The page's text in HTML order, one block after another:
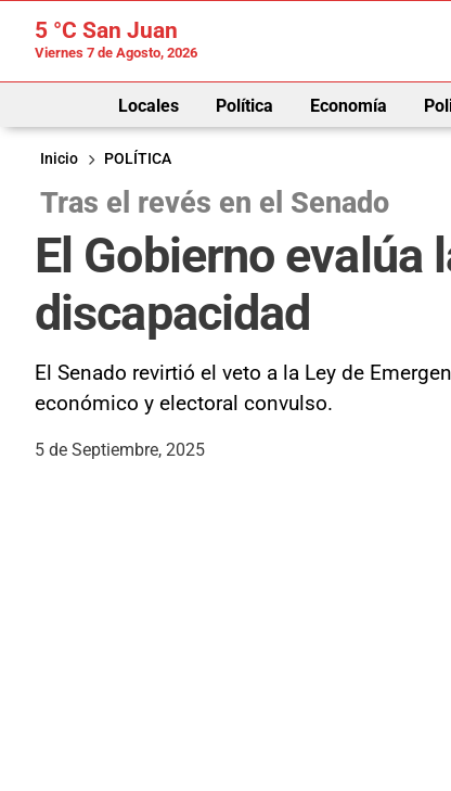
5 °C San Juan
Viernes 7 de Agosto, 2026
Locales Política Economía
Inicio
POLÍTICA
Tras el revés en el Senado
El Gobierno
discapacidad
El Senado revirtió el veto a la Ley de
económico y electoral convulso.
5 de Septiembre, 2025